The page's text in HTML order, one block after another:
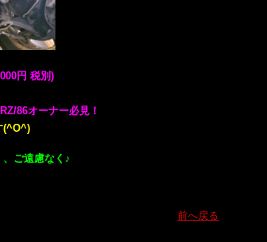
円 税別)
86オーナー必見！
(^O^)
ご遠慮なく♪
前へ戻る